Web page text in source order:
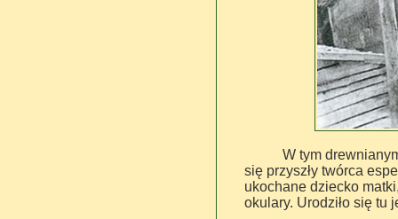
W tym
się przyszły twórca
ukochane dziecko
okulary. Urodziło się tu